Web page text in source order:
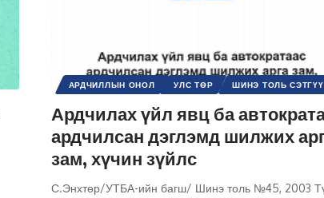
АРДЧИЛЛЫН ОНОЛ УЛС ТӨР ШИНЭ ТОЛЬ
Ардчилах үйл явц ба
ардчилсан дэглэмд шилжих
зам, хүчин зүйлс
С.Энхтөр/УТБА-ийн багш/ Шинэ толь №45, 2003